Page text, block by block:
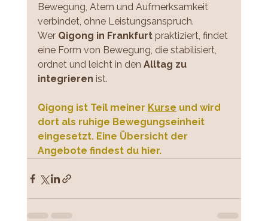
Bewegung, Atem und Aufmerksamkeit
verbindet, ohne Leistungsanspruch.
Wer Qigong in Frankfurt praktiziert, findet
eine Form von Bewegung, die stabilisiert,
ordnet und leicht in den Alltag zu
integrieren ist.
Qigong ist Teil meiner Kurse und wird
dort als ruhige Bewegungseinheit
eingesetzt. Eine Übersicht der
Angebote findest du hier.